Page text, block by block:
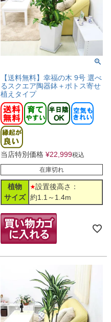
【送料無料】幸福の木 9号 選べ
るスクエア陶器鉢＋ポトス寄せ
植えタイプ
当店特別価格 ¥22,999税込
在庫切れ
植物
サイズ
設置後高さ：
約1.1～1.4m